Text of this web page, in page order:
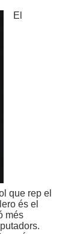
El
que rep el
és el
més